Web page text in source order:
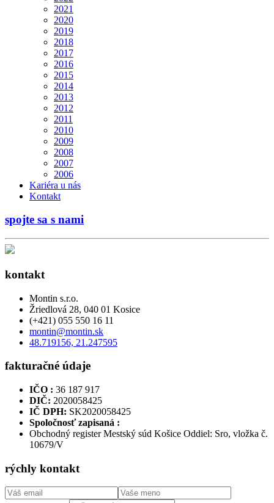
2021
2020
2019
2018
2017
2016
2015
2014
2013
2012
2011
2010
2009
2008
2007
2006
Kariéra u nás
Kontakt
spojte sa s nami
kontakt
Montin s.r.o.
Žriedlová 28, 040 01 Kosice
(+421) 055 550 16 11
montin@montin.sk
48.719156, 21.247595
fakturačné údaje
IČO : 36 187 917
DIČ: 2020058425
IČ DPH: SK2020058425
Spoločnosť zapisaná :
Obchodný register Mestský súd Košice Oddiel: Sro, vložka č.
10679/V
rýchly kontakt